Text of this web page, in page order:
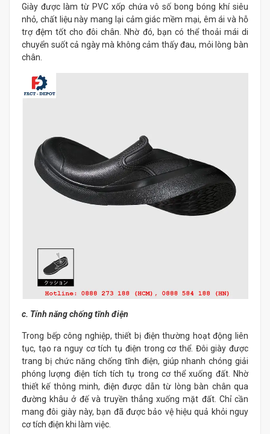
Giày được làm từ PVC xốp chứa vô số bong bóng khí siêu
nhỏ, chất liệu này mang lại cảm giác mềm mại, êm ái và hỗ
trợ đệm tốt cho đôi chân. Nhờ đó, bạn có thể thoải mái di
chuyển suốt cả ngày mà không cảm thấy đau, mỏi lòng bàn
chân.
c. Tính năng chống tĩnh điện
Trong bếp công nghiệp, thiết bị điện thường hoạt động liên
tục, tạo ra nguy cơ tích tụ điện trong cơ thể. Đôi giày được
trang bị chức năng chống tĩnh điện, giúp nhanh chóng giải
phóng lượng điện tích tích tụ trong cơ thể xuống đất. Nhờ
thiết kế thông minh, điện được dẫn từ lòng bàn chân qua
đường khâu ở đế và truyền thẳng xuống mặt đất. Chỉ cần
mang đôi giày này, bạn đã được bảo vệ hiệu quả khỏi nguy
cơ tích điện khi làm việc.